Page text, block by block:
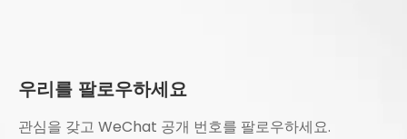
우리를 팔로우하세요
관심을 갖고 WeChat 공개 번호를 팔로우하세요.